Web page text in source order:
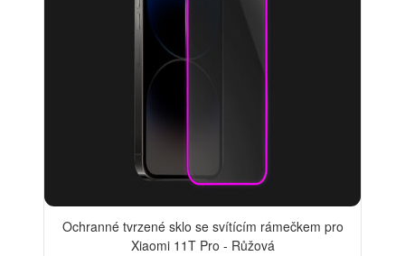
Ochranné tvrzené sklo se svítícím rámečkem pro
Xiaomi 11T Pro - Růžová